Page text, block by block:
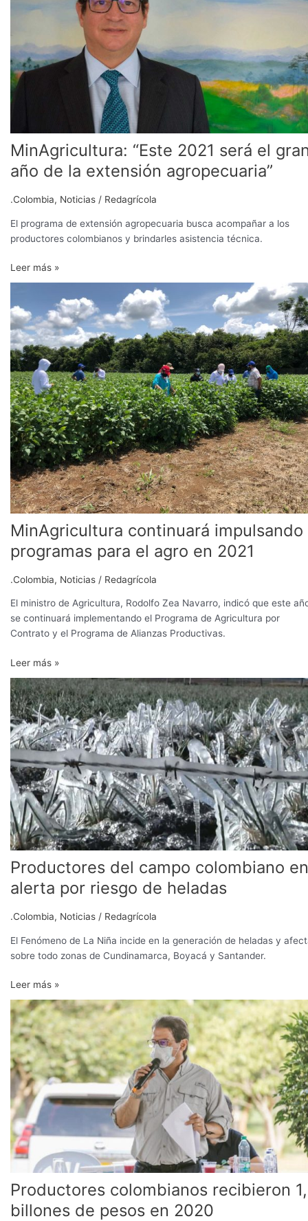
MinAgricultura: “Este 2021 será el
año de la extensión agropecuaria”
.Colombia, Noticias / Redagrícola
El programa de extensión agropecuaria busca acompañar a los
productores colombianos y brindarles asistencia técnica.
año
de
la
extensión
Leer más »
MinAgricultura continuará impulsando
programas para el agro en 2021
.Colombia, Noticias / Redagrícola
El ministro de Agricultura, Rodolfo Zea Navarro, indicó que este
se continuará implementando el Programa de Agricultura por
Contrato y el Programa de Alianzas Productivas.
continuará
impulsando
programas
para
el
agro
en
2021
Leer más »
Productores del campo colombiano en
alerta por riesgo de heladas
.Colombia, Noticias / Redagrícola
El Fenómeno de La Niña incide en la generación de heladas y
sobre todo zonas de Cundinamarca, Boyacá y Santander.
Productores
del
campo
colombiano
en
alerta
por
riesgo
de
heladas
Leer más »
Productores colombianos recibieron
billones de pesos en 2020
Productores
colombianos
recibieron
1,5
billones
de
pesos
en
2020